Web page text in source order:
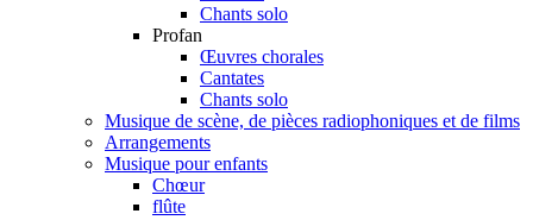
Chants solo
Profan
Œuvres chorales
Cantates
Chants solo
Musique de scène, de pièces radiophoniques et de films
Arrangements
Musique pour enfants
Chœur
flûte